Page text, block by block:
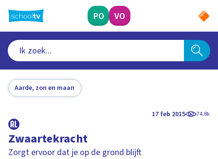
naar
hoofdinhoud
PO VO
Aarde, zon en maan
17 feb 2015 74.8k
Zwaartekracht
Zorgt ervoor dat je op de grond blijft